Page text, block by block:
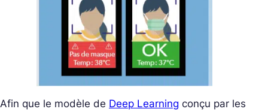
Afin que le modèle de Deep Learning conçu par les